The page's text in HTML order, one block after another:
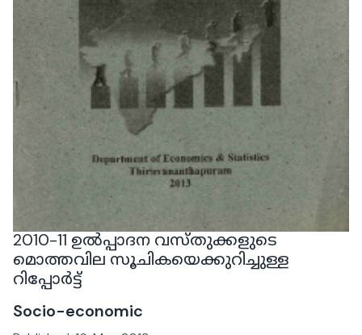
2010-11 ഉൽപ്പാദന വസ്തുക്കളുടെ
മൊത്തവില സൂചികയെക്കുറിച്ചുള്ള
റിപ്പോർട്ട്
Socio-economic